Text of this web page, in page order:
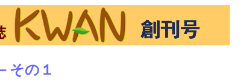
その１